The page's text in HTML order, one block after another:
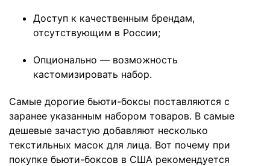
Доступ к качественным брендам,
отсутствующим в России;
Опционально — возможность
кастомизировать набор.
Самые дорогие бьюти-боксы поставляются с
заранее указанным набором товаров. В самые
дешевые зачастую добавляют несколько
текстильных масок для лица. Вот почему при
покупке бьюти-боксов в США рекомендуется